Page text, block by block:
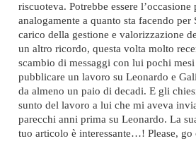
riscuoteva. Potrebbe essere l’occasione
analogamente a quanto sta facendo
carico della gestione e valorizzazione
un altro ricordo, questa volta molto
scambio di messaggi con lui pochi
pubblicare un lavoro su Leonardo e
da almeno un paio di decadi. E gli
sunto del lavoro a lui che mi aveva
parecchi anni prima su Leonardo. La
tuo articolo è interessante…! Please,